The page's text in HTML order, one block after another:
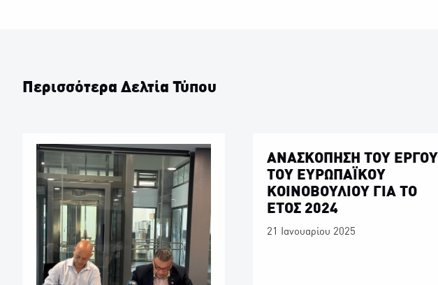
Περισσότερα Δελτία Τύπου
ΑNAΣΚΟΠΗΣΗ ΤΟΥ ΕΡΓΟΥ
ΤΟΥ ΕΥΡΩΠΑΪΚΟΥ
ΚΟΙΝΟΒΟΥΛΙΟΥ ΓΙΑ ΤΟ
ΕΤΟΣ 2024
21 Ιανουαρίου 2025